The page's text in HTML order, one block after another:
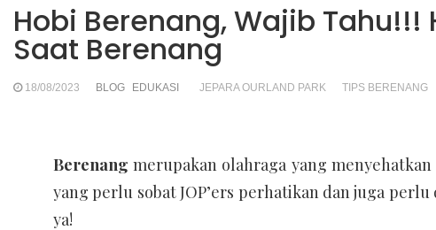
Hobi Berenang, Wajib
Saat Berenang
18/08/2023 BLOG EDUKASI JEPARA OURLAND PARK TIPS BERENANG
Berenang merupakan olahraga yang
yang perlu sobat JOP’ers perhatikan dan juga
ya!